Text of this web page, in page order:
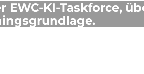
EWC-KI-Taskforce,